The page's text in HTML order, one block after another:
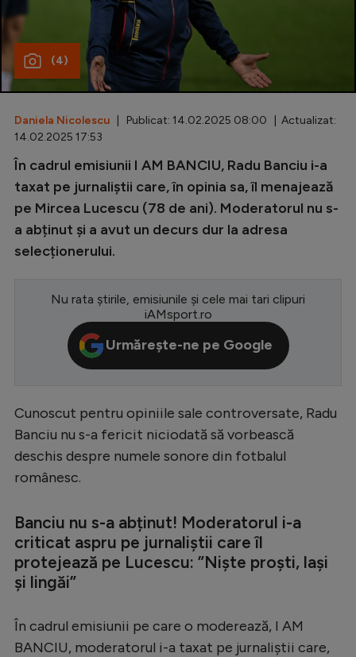
Special
Diverse
Inedit
Clasamente
Champions League
Europa League
Premier League
Serie A
Ligue 1
Stranieri
Clasamente
Tenis
(4)
Daniela Nicolescu | Publicat: 14.02.2025 08:00 | Actualizat:
14.02.2025 17:53
În cadrul emisiunii I AM BANCIU, Radu Banciu i-a
taxat pe jurnaliștii care, în opinia sa, îl menajează
pe Mircea Lucescu (78 de ani). Moderatorul nu s-
a abținut și a avut un decurs dur la adresa
selecționerului.
Nu rata știrile, emisiunile și cele mai tari clipuri
iAMsport.ro
Urmărește-ne pe Google
Cunoscut pentru opiniile sale controversate, Radu
Banciu nu s-a fericit niciodată să vorbească
deschis despre numele sonore din fotbalul
românesc.
Banciu nu s-a abținut! Moderatorul i-a
criticat aspru pe jurnaliștii care îl
protejează pe Lucescu: ”Niște proști, lași
și lingăi”
În cadrul emisiunii pe care o moderează, I AM
BANCIU, moderatorul i-a taxat pe jurnaliștii care,